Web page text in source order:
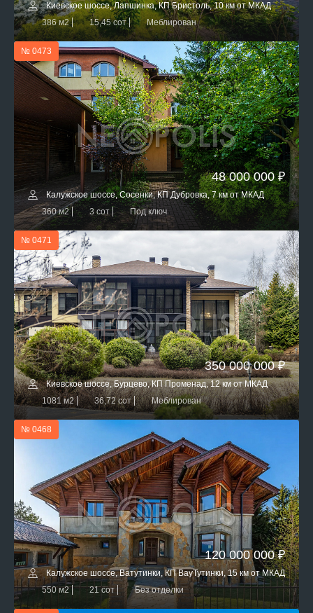
Киевское шоссе, Лапшинка, КП Бристоль, 10 км от МКАД
386 м2
15,45 сот Меблирован
№ 0473
48 000 000 ₽
Калужское шоссе, Сосенки, КП Дубровка, 7 км от МКАД
360 м2
3 сот Под ключ
№ 0471
350 000 000 ₽
Киевское шоссе, Бурцево, КП Променад, 12 км от МКАД
1081 м2
36,72 сот Меблирован
№ 0468
120 000 000 ₽
Калужское шоссе, Ватутинки, КП ВауТутинки, 15 км от МКАД
550 м2
21 сот Без отделки